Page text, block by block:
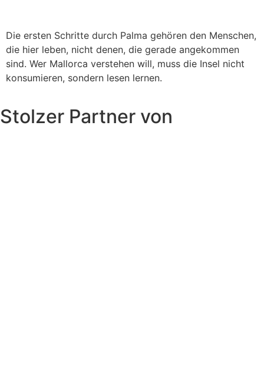
Die ersten Schritte durch Palma gehören den Menschen,
die hier leben, nicht denen, die gerade angekommen
sind. Wer Mallorca verstehen will, muss die Insel nicht
konsumieren, sondern lesen lernen.
Stolzer Partner von